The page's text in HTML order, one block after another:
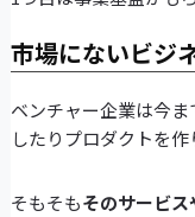
市場にないビジ
ベンチャー企業は今
したりプロダクトを作
そもそもそのサービ